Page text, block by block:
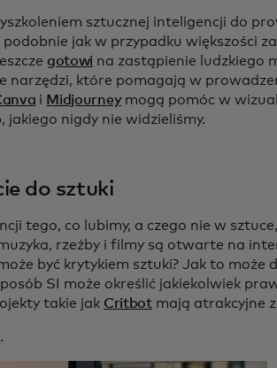
sztucznej inteligencji do
podobnie jak w przypadku większości
gotowi na zastąpienie ludzkiego
narzędzi, które pomagają w
i Midjourneymogą pomóc w
jakiego nigdy nie widzieliśmy.
do sztuki
tego, co lubimy, a czego nie w
rzeźby i filmy są otwarte na
być krytykiem sztuki? Jak to może
SI może określić jakiekolwiek
takie jak Critbotmają atrakcyjne